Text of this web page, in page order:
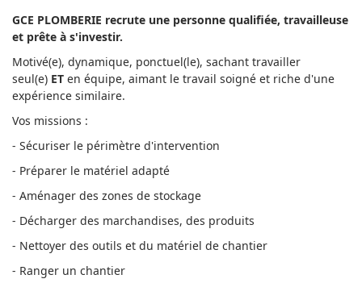
GCE PLOMBERIE recrute une personne qualifiée, travailleuse
et prête à s'investir.
Motivé(e), dynamique, ponctuel(le), sachant travailler
seul(e) ET en équipe, aimant le travail soigné et riche d'une
expérience similaire.
Vos missions :
- Sécuriser le périmètre d'intervention
- Préparer le matériel adapté
- Aménager des zones de stockage
- Décharger des marchandises, des produits
- Nettoyer des outils et du matériel de chantier
- Ranger un chantier